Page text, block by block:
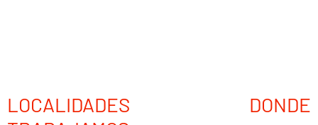
LOCALIDADES DONDE